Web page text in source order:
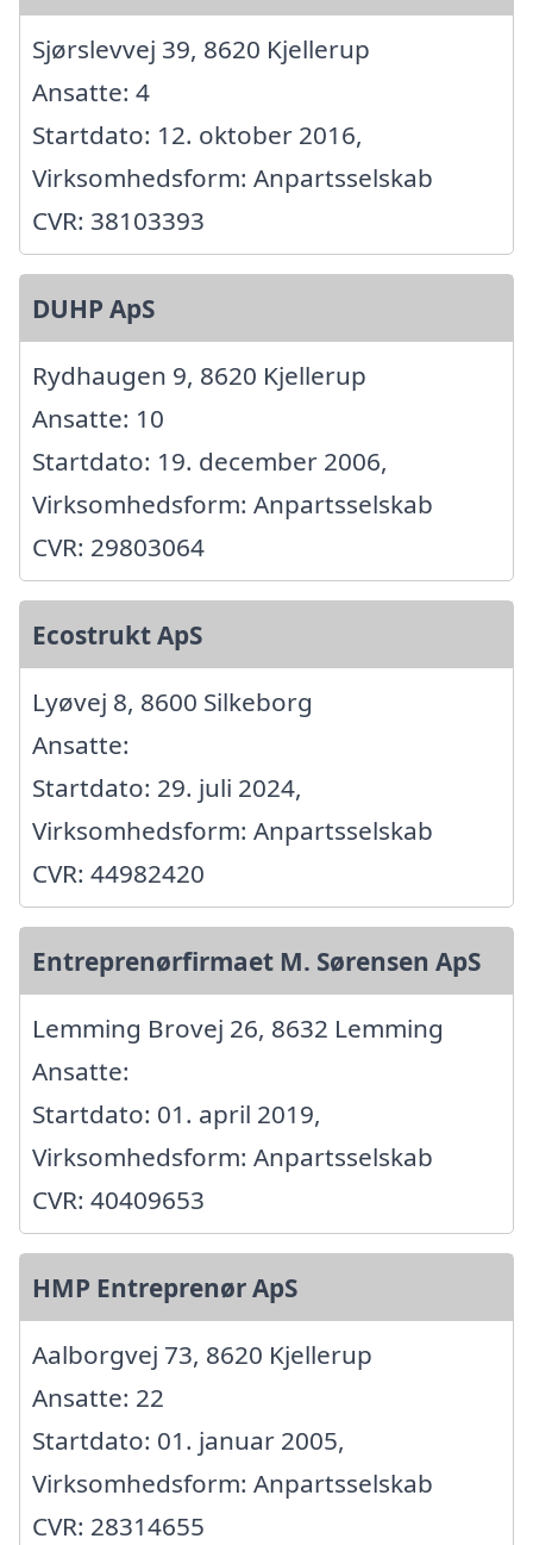
Sjørslevvej 39, 8620 Kjellerup
Ansatte: 4
Startdato: 12. oktober 2016,
Virksomhedsform: Anpartsselskab
CVR: 38103393
DUHP ApS
Rydhaugen 9, 8620 Kjellerup
Ansatte: 10
Startdato: 19. december 2006,
Virksomhedsform: Anpartsselskab
CVR: 29803064
Ecostrukt ApS
Lyøvej 8, 8600 Silkeborg
Ansatte:
Startdato: 29. juli 2024,
Virksomhedsform: Anpartsselskab
CVR: 44982420
Entreprenørfirmaet M. Sørensen ApS
Lemming Brovej 26, 8632 Lemming
Ansatte:
Startdato: 01. april 2019,
Virksomhedsform: Anpartsselskab
CVR: 40409653
HMP Entreprenør ApS
Aalborgvej 73, 8620 Kjellerup
Ansatte: 22
Startdato: 01. januar 2005,
Virksomhedsform: Anpartsselskab
CVR: 28314655